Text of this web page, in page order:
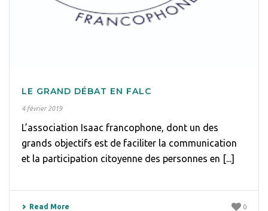
LE GRAND DÉBAT EN FALC
4 février 2019
L’association Isaac francophone, dont un des
grands objectifs est de faciliter la communication
et la participation citoyenne des personnes en [...]
Read More 0